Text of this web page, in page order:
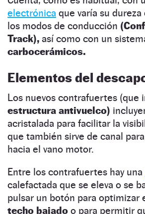
electrónica que varía su
los modos de conducción
Track), así como con un
carbocerámicos.
Elementos del
Los nuevos contrafuertes (que
estructura antivuelco)
acristalada para facilitar la
que también sirve de canal
hacia el vano motor.
Entre los contrafuertes hay una
calefactada que se eleva o se
pulsar un botón para optimizar
techo bajado o para permitir